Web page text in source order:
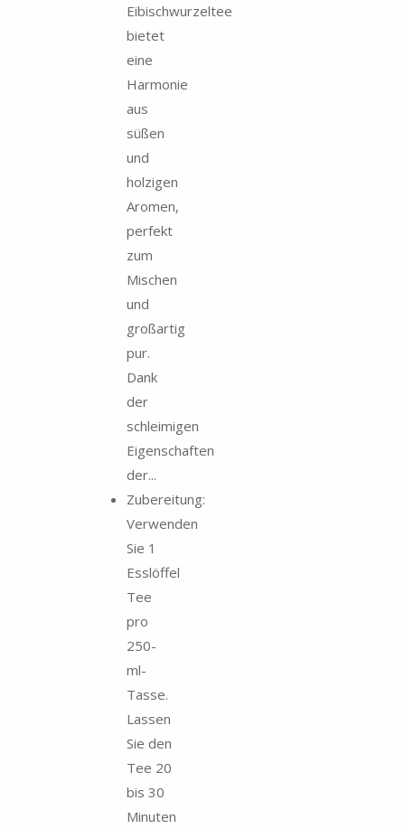
Eibischwurzeltee
bietet
eine
Harmonie
aus
süßen
und
holzigen
Aromen,
perfekt
zum
Mischen
und
großartig
pur.
Dank
der
schleimigen
Eigenschaften
der...
Zubereitung:
Verwenden
Sie 1
Esslöffel
Tee
pro
250-
ml-
Tasse.
Lassen
Sie den
Tee 20
bis 30
Minuten